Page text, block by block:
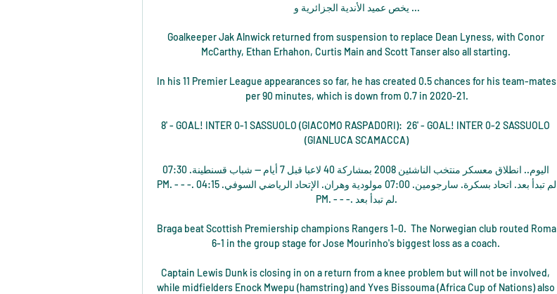
يخص عميد الأندية الجزائرية و ...
Goalkeeper Jak Alnwick returned from suspension to replace Dean Lyness, with Conor
McCarthy, Ethan Erhahon, Curtis Main and Scott Tanser also all starting.
In his 11 Premier League appearances so far, he has created 0.5 chances for his team-mates
per 90 minutes, which is down from 0.7 in 2020-21.
8' - GOAL! INTER 0-1 SASSUOLO (GIACOMO RASPADORI):  26' - GOAL! INTER 0-2 SASSUOLO
(GIANLUCA SCAMACCA)
اليوم.. انطلاق معسكر منتخب الناشئين 2008 بمشاركة 40 لاعبا قبل 7 أيام — شباب قسنطينة. 07:30
PM. - - -. لم تبدأ بعد. اتحاد بسكرة. سارجومين. 07:00 مولودية وهران. الإتحاد الرياضي السوفي. 04:15
PM. - - -. لم تبدأ بعد.
Braga beat Scottish Premiership champions Rangers 1-0.  The Norwegian club routed Roma
6-1 in the group stage for Jose Mourinho's biggest loss as a coach.
Captain Lewis Dunk is closing in on a return from a knee problem but will not be involved,
while midfielders Enock Mwepu (hamstring) and Yves Bissouma (Africa Cup of Nations) also